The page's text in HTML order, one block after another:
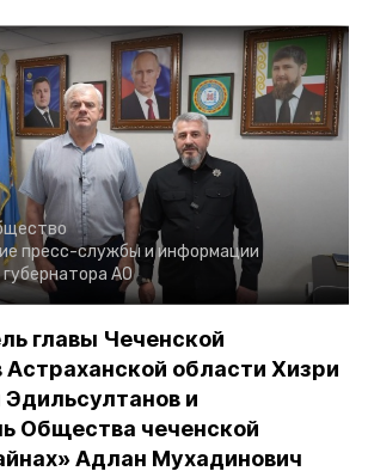
пресс-службы и информации
АО
главы Чеченской
Астраханской области Хизри
и
Общества чеченской
Адлан Мухадинович